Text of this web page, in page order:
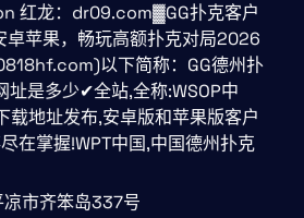
红龙：dr09.com▓GG扑克客户
卓苹果，畅玩高额扑克对局2026
以下简称：GG德州扑
址是多少✔全站,全称:WSOP中
载地址发布,安卓版和苹果版客户
在掌握!WPT中国,中国德州扑克
凉市齐笨岛337号